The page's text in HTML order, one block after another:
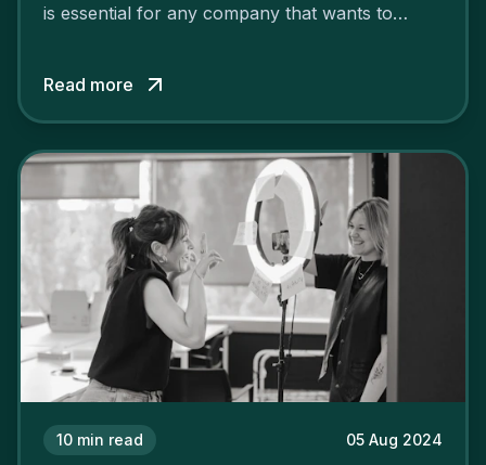
is essential for any company that wants to
solid and positive employer brand are clear, you
cannot simply wave a magic wand for it to be
Read more
10 min read 05 Aug 2024